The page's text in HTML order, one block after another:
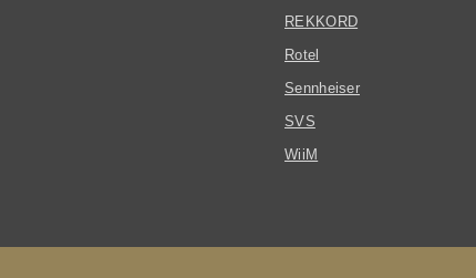
REKKORD
Rotel
Sennheiser
SVS
WiiM